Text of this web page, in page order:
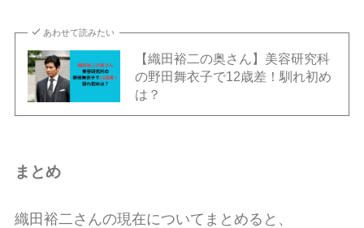
あわせて読みたい
【織田裕二の奥さん】美容研究科
の野田舞衣子で12歳差！馴れ初め
は？
まとめ
織田裕二さんの現在についてまとめると、